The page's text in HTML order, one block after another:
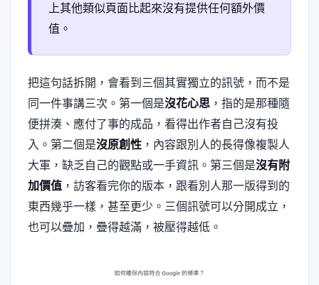
上其他類似頁面比起來沒有提供任何額外價
值。
把這句話拆開，會看到三個其實獨立的訊號，而不是
同一件事講三次。第一個是沒花心思 ，指的是那種隨
便拼湊、應付了事的成品，看得出作者自己沒有投
入。第二個是沒原創性 ，內容跟別人的長得像複製人
大軍，缺乏自己的觀點或一手資訊。第三個是沒有附
加價值 ，訪客看完你的版本，跟看別人那一版得到的
東西幾乎一樣，甚至更少。三個訊號可以分開成立，
也可以疊加，疊得越滿，被壓得越低。